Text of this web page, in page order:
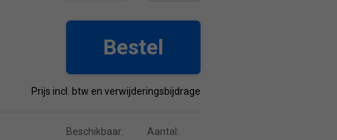
Bestel
Prijs incl. btw en verwijderingsbijdrage
Beschikbaar: Aantal: